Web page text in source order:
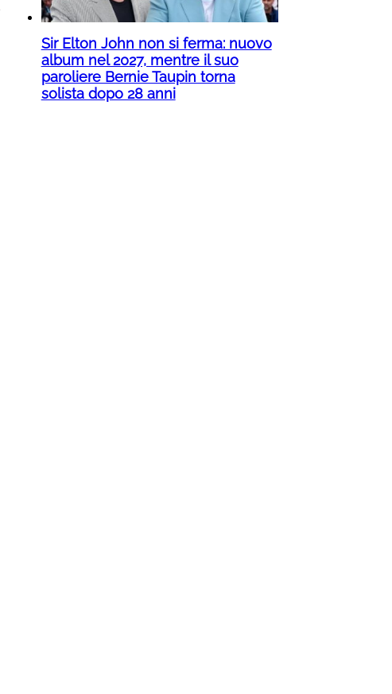
Sir Elton John non si ferma: nuovo
album nel 2027, mentre il suo
paroliere Bernie Taupin torna
solista dopo 28 anni